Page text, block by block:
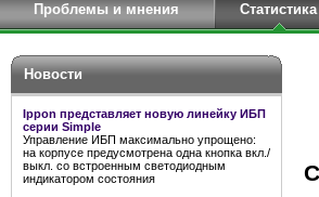
Проблемы и мнения Статистика
Новости
Ippon представляет новую линейку ИБП
серии Simple
Управление ИБП максимально упрощено:
на корпусе предусмотрена одна кнопка вкл./
выкл. со встроенным светодиодным
индикатором состояния